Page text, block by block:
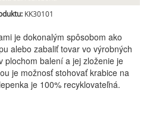
KK30101
je dokonalým spôsobom ako
alebo zabaliť tovar vo výrobných
plochom balení a jej zloženie je
je možnosť stohovať krabice na
je 100% recyklovateľná.